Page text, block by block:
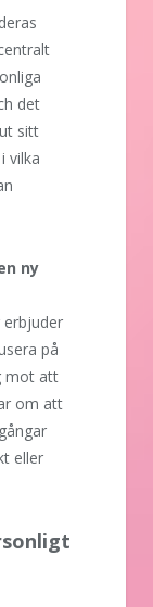
det
sitt
vilka
ny
erbjuder
på
mot att
om att
eller